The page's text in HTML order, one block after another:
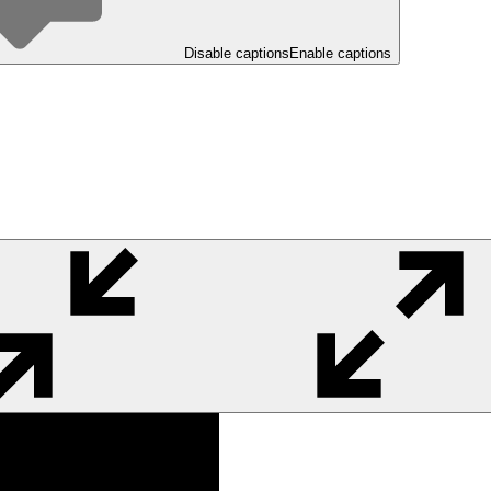
Disable captionsEnable captions